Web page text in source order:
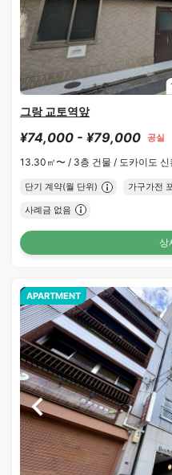
그랑 교토역앞
¥74,000 - ¥79,000 공실
13.30㎡〜 / 3층 건물 / 도카이도
단기 계약(월 단위) 가구가전
사례금 없음
상
APARTMENT